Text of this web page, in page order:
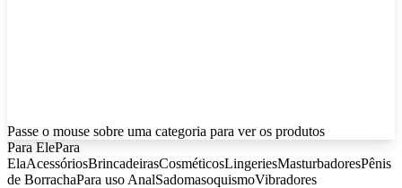
Passe o mouse sobre uma categoria para ver os produtos
Para ElePara
ElaAcessóriosBrincadeirasCosméticosLingeriesMasturbadoresPênis
de BorrachaPara uso AnalSadomasoquismoVibradores